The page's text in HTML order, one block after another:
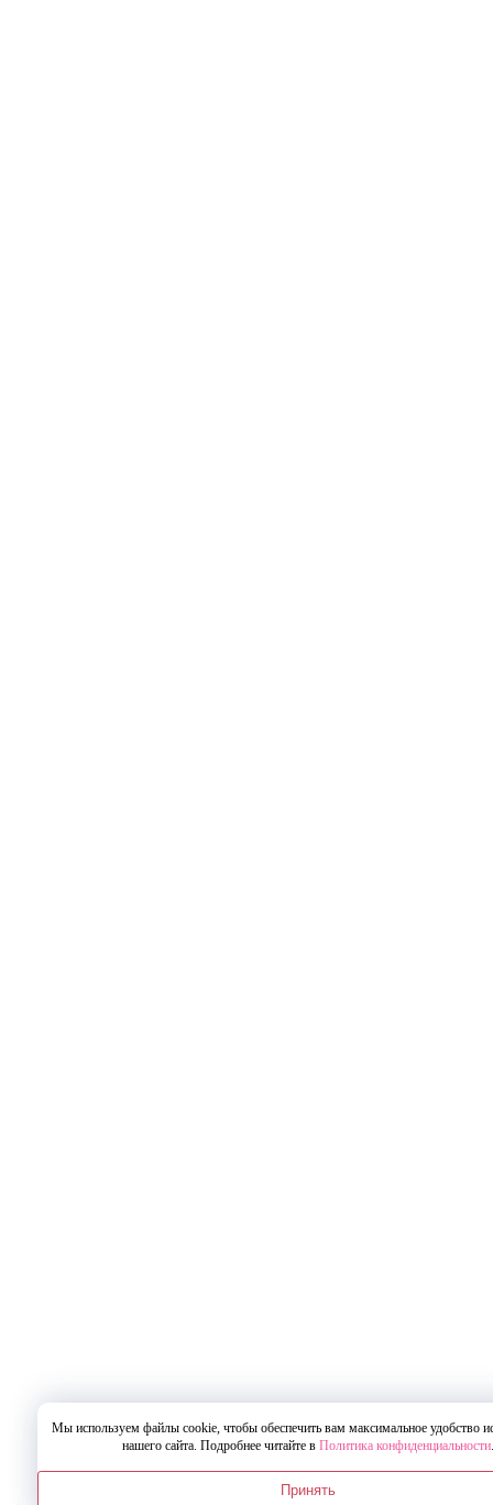
Мы используем файлы cookie, чтобы обеспечить вам максимальное удобство
нашего сайта. Подробнее читайте в Политика конфиденциальности.
Принять